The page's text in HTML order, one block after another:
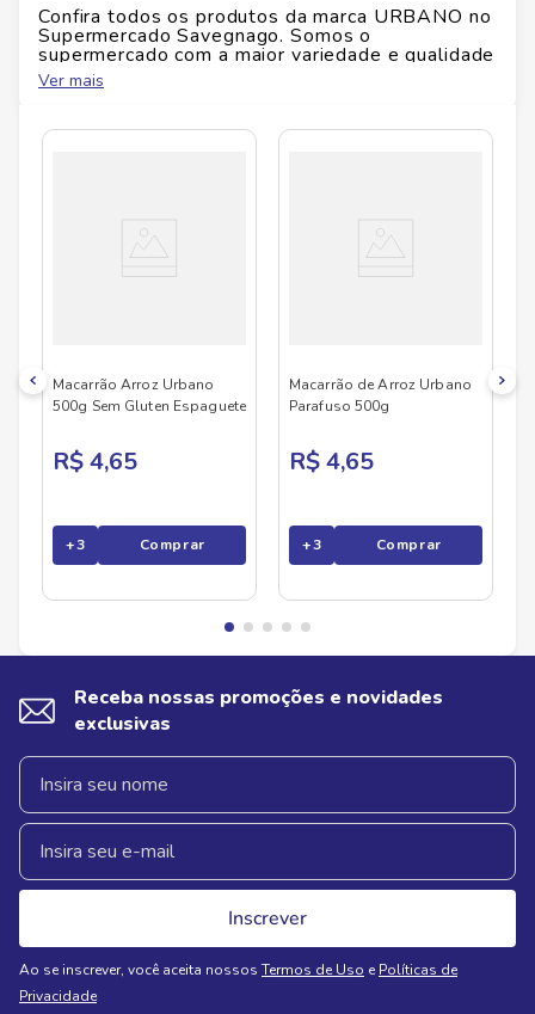
Glúten: Isento
Alérgenos:Verifique a embalagem
Confira todos os produtos da marca URBANO no
Supermercado Savegnago. Somos o
supermercado com a maior variedade e qualidade
do Brasil!
de produtos URBANO, confira abaixo:
Ver mais
Macarrão Arroz Urbano
500g Sem Gluten Espaguete
R$ 4,65
+3 Comprar
Macarrão de Arroz Urbano
Parafuso 500g
R$ 4,65
+3 Comprar
Receba nossas promoções e novidades
exclusivas
Inscrever
Ao se inscrever, você aceita nossos Termos de Uso e Políticas de
Privacidade